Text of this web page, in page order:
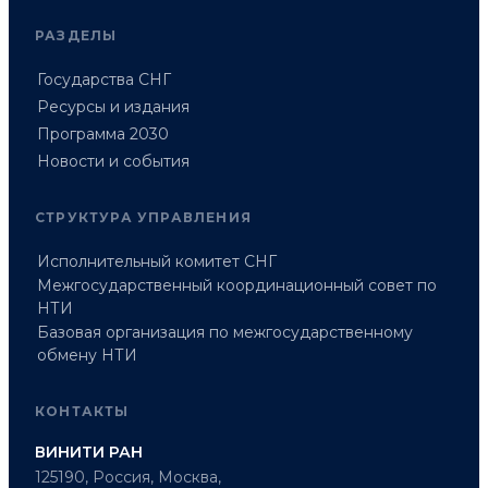
РАЗДЕЛЫ
Государства СНГ
Ресурсы и издания
Программа 2030
Новости и события
СТРУКТУРА УПРАВЛЕНИЯ
Исполнительный комитет СНГ
Межгосударственный координационный совет по
НТИ
Базовая организация по межгосударственному
обмену НТИ
КОНТАКТЫ
ВИНИТИ РАН
125190, Россия, Москва,